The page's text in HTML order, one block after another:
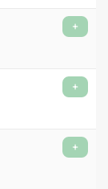
+
+
+